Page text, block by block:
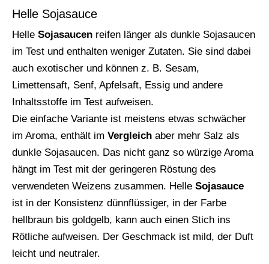
Helle Sojasauce
Helle Sojasaucen reifen länger als dunkle Sojasaucen
im Test und enthalten weniger Zutaten. Sie sind dabei
auch exotischer und können z. B. Sesam,
Limettensaft, Senf, Apfelsaft, Essig und andere
Inhaltsstoffe im Test aufweisen.
Die einfache Variante ist meistens etwas schwächer
im Aroma, enthält im Vergleich aber mehr Salz als
dunkle Sojasaucen. Das nicht ganz so würzige Aroma
hängt im Test mit der geringeren Röstung des
verwendeten Weizens zusammen. Helle Sojasauce
ist in der Konsistenz dünnflüssiger, in der Farbe
hellbraun bis goldgelb, kann auch einen Stich ins
Rötliche aufweisen. Der Geschmack ist mild, der Duft
leicht und neutraler.